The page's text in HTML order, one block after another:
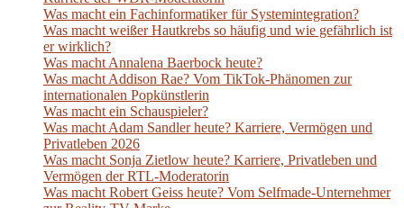
Was macht ein Fachinformatiker für Systemintegration?
Was macht weißer Hautkrebs so häufig und wie gefährlich ist
er wirklich?
Was macht Annalena Baerbock heute?
Was macht Addison Rae? Vom TikTok-Phänomen zur
internationalen Popkünstlerin
Was macht ein Schauspieler?
Was macht Adam Sandler heute? Karriere, Vermögen und
Privatleben 2026
Was macht Sonja Zietlow heute? Karriere, Privatleben und
Vermögen der RTL-Moderatorin
Was macht Robert Geiss heute? Vom Selfmade-Unternehmer